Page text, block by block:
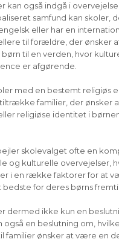
kan også indgå i
samfund kan skoler,
eller har en
til forældre, der ønsker
til en verden, hvor
er afgørende.
med en bestemt religiøs
familier, der ønsker
religiøse identitet i
skolevalget ofte en
og kulturelle overvejelser,
i en række faktorer for at
for deres børns
dermed ikke kun en
også en beslutning om,
familier ønsker at være en